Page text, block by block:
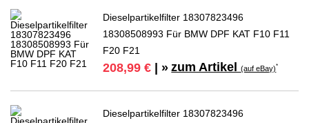
Dieselpartikelfilter 18307823496
18308508993 Für BMW DPF KAT F10 F11
F20 F21
208,99 € | » zum Artikel(auf eBay)*
Dieselpartikelfilter 18307823496